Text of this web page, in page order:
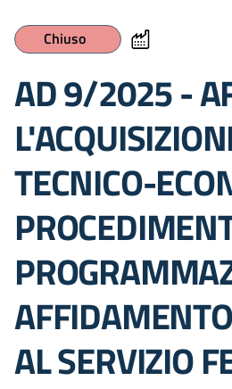
Chiuso
AD 9/2025 -
TECNICO-
AL SERVIZIO